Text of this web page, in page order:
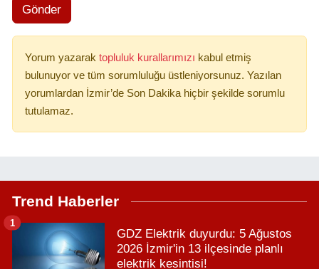
Gönder
Yorum yazarak topluluk kurallarımızı kabul etmiş
bulunuyor ve tüm sorumluluğu üstleniyorsunuz. Yazılan
yorumlardan İzmir’de Son Dakika hiçbir şekilde sorumlu
tutulamaz.
Trend Haberler
GDZ Elektrik duyurdu: 5 Ağustos
2026 İzmir'in 13 ilçesinde planlı
elektrik kesintisi!
1